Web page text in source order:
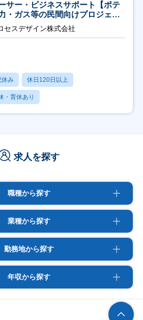
サー・ビジネスサポート【ポテ
・ガス等の民間向けプロジェク
セスデザイン株式会社
休み 休日120日以上
・育休あり
求人を探す
職種から探す
業種から探す
勤務地から探す
年収から探す